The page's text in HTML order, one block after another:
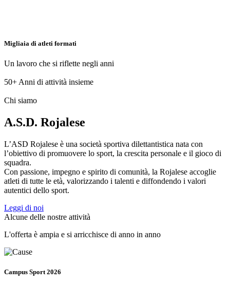
Migliaia di atleti formati
Un lavoro che si riflette negli anni
50+ Anni di attività insieme
Chi siamo
A.S.D. Rojalese
L’ASD Rojalese è una società sportiva dilettantistica nata con
l’obiettivo di promuovere lo sport, la crescita personale e il gioco di
squadra.
Con passione, impegno e spirito di comunità, la Rojalese accoglie
atleti di tutte le età, valorizzando i talenti e diffondendo i valori
autentici dello sport.
Leggi di noi
Alcune delle nostre attività
L'offerta è ampia e si arricchisce di anno in anno
Campus Sport 2026